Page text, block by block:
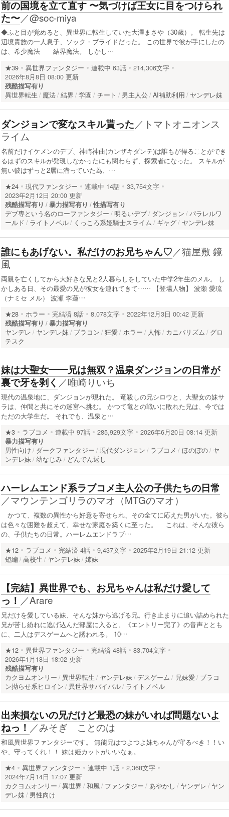
前の国境を立て直す 〜気づけば王女に目をつけられ
た〜／@soc-miya
◆ふと目が覚めると、異世界に転生していた大澤まさや（30歳）。 転生先は
辺境貴族の一人息子、ソック・ブライドだった。 この世界で彼が手にしたの
は、希少魔法――結界魔法。 しかし…
★39 異世界ファンタジー 連載中 63話
214,306文字
2026年8月8日 08:00 更新
残酷描写有り
異世界転生
魔法 結界 学園 チート 男主人公 AI補助利用 ヤンデレ妹
ダンジョンで変なスキル貰った／ トマトオニオンス
ライム
名前だけイケメンのデブ、神崎神曲(カンザキダンテ)は誰もが得ることができ
るはずのスキルが発現しなかったにも関わらず、探索者になった。 スキルが
無い彼はずっと2層に潜っていた為、…
★24 現代ファンタジー 連載中 14話
33,754文字
2023年2月12日 20:00 更新
残酷描写有り
暴力描写有り
性描写有り
デブ専という名のローファンタジー
明るいデブ ダンジョン
パラレルワ
ールド
ライトノベル くっころ系姫騎士スライム ギャグ ヤンデレ妹
誰にもあげない。私だけのお兄ちゃん♡／猫屋敷 鏡
風
両親を亡くしてから大好きな兄と2人暮らしをしていた中学2年生のメル。 し
かしある日、その最愛の兄が彼女を連れてきて…… 【登場人物】 波瀬 愛琉
（ナミセ メル） 波瀬 李蓮…
★28 ホラー 完結済 8話 8,078文字
2022年12月3日 00:42 更新
残酷描写有り
暴力描写有り
ヤンデレ
ヤンデレ妹 ブラコン 狂愛 ホラー 人怖 カニバリズム
グロ
テスク
妹は大聖女――兄は無双？温泉ダンジョンの日常が
裏で牙を剥く ／唯崎りいち
現代の温泉地に、ダンジョンが現れた。 竜殺しの兄シロウと、大聖女の妹サ
ラは、仲間と共にその迷宮へ挑む。 かつて竜との戦いに敗れた兄は、今では
ただの大学生だ。 それでも、温泉と…
★3 ラブコメ 連載中 97話 285,929文字
2026年6月20日 08:14 更新
暴力描写有り
男性向け
ダークファンタジー 現代ダンジョン ラブコメ ほのぼの
ヤ
ンデレ妹 幼なじみ どんでん返し
ハーレムエンド系ラブコメ主人公の子供たちの日常
／マウンテンゴリラのマオ（MTGのマオ）
かつて、複数の異性から好意を寄せられ、その全てに応えた男がいた。彼ら
は色々な困難を超えて、幸せな家庭を築くに至った。 これは、そんな彼ら
の、子供たちの日常。ハーレムエンドラブ…
★12 ラブコメ 完結済 4話 9,437文字
2025年2月19日 21:12 更新
短編 高校生 ヤンデレ妹 姉妹
【完結】異世界でも、お兄ちゃんは私だけ愛して
っ！ ／Arare
兄だけを愛している妹、そんな妹から逃げる兄。行き止まりに追い詰められた
兄が苦し紛れに逃げ込んだ部屋に入ると、《エントリー完了》の音声ととも
に、二人はデスゲームへと誘われる。 10…
★12 異世界ファンタジー 完結済 48話
83,704文字
2026年1月18日 18:02 更新
残酷描写有り
カクヨムオンリー
異世界転生 ヤンデレ妹 デスゲーム 兄妹愛
ブラコ
ン拗らせ系ヒロイン
異世界サバイバル ライトノベル
出来損ないの兄だけど最恐の妹がいれば問題ないよ
ねっ！ ／みそぎ ことのは
和風異世界ファンタジーです。 無能兄はつよつよ妹ちゃんが守るべき！！い
や、守ってくれ！！ 妹は姫カットがいいなぁ。
★4 異世界ファンタジー 連載中 1話
2,368文字
2024年7月14日 17:07 更新
カクヨムオンリー
異世界 和風 ファンタジー あやかし ヤンデレ
ヤン
デレ妹
男性向け